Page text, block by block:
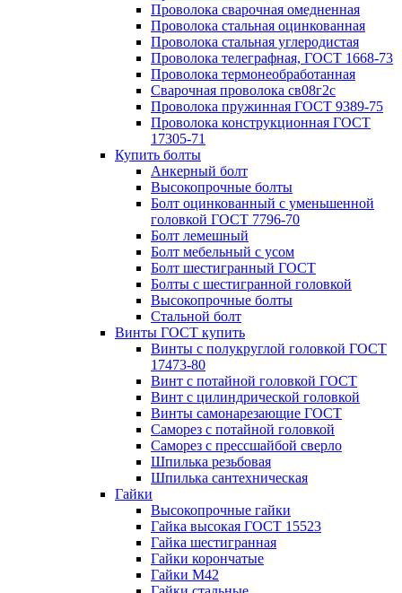
Проволока сварочная омедненная
Проволока стальная оцинкованная
Проволока стальная углеродистая
Проволока телеграфная, ГОСТ 1668-73
Проволока термонеобработанная
Сварочная проволока св08г2с
Проволока пружинная ГОСТ 9389-75
Проволока конструкционная ГОСТ
17305-71
Купить болты
Анкерный болт
Высокопрочные болты
Болт оцинкованный с уменьшенной
головкой ГОСТ 7796-70
Болт лемешный
Болт мебельный с усом
Болт шестигранный ГОСТ
Болты с шестигранной головкой
Высокопрочные болты
Стальной болт
Винты ГОСТ купить
Винты с полукруглой головкой ГОСТ
17473-80
Винт с потайной головкой ГОСТ
Винт с цилиндрической головкой
Винты самонарезающие ГОСТ
Саморез с потайной головкой
Саморез с прессшайбой сверло
Шпилька резьбовая
Шпилька сантехническая
Гайки
Высокопрочные гайки
Гайка высокая ГОСТ 15523
Гайка шестигранная
Гайки корончатые
Гайки М42